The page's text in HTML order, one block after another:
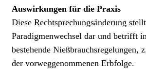
Auswirkungen für die Praxis
Diese Rechtsprechungsänderung
Paradigmenwechsel dar und betrifft
bestehende Nießbrauchsregelungen,
der vorweggenommenen Erbfolge.